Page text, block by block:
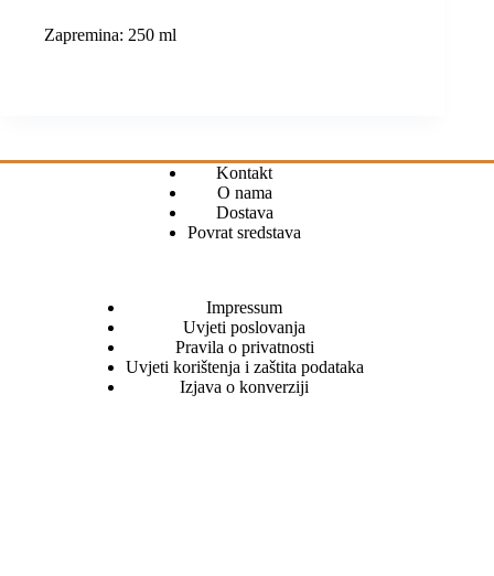
Zapremina: 250 ml
Kontakt
O nama
Dostava
Povrat sredstava
Impressum
Uvjeti poslovanja
Pravila o privatnosti
Uvjeti korištenja i zaštita podataka
Izjava o konverziji